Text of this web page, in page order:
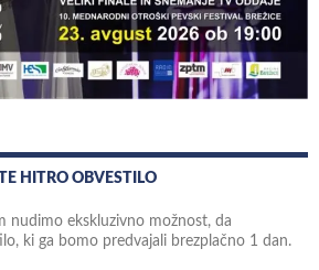
HITRO OBVESTILO
nudimo ekskluzivno možnost, da
ki ga bomo predvajali brezplačno 1 dan.